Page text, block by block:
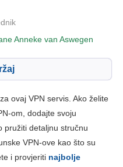
Anneke van Aswegen
ovaj VPN servis. Ako želite
om, dodajte svoju
pružiti detaljnu stručnu
VPN-ove kao što su
i provjeriti najbolje